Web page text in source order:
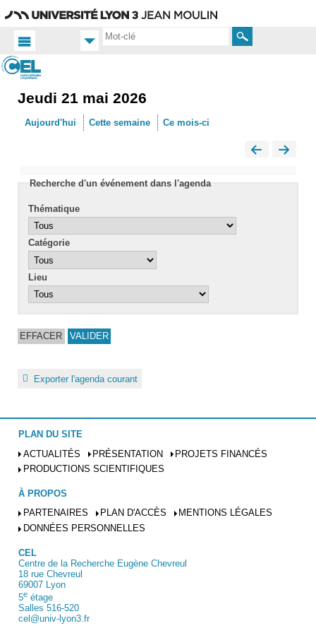
Rechercher
Accueil
Jeudi 21 mai 2026
Aujourd'hui Cette semaine Ce mois-ci
Recherche d'un événement dans l'agenda
Thématique
Catégorie
Lieu
Exporter l'agenda courant
PLAN DU SITE
ACTUALITÉS
PRÉSENTATION
PROJETS FINANCÉS
PRODUCTIONS SCIENTIFIQUES
À PROPOS
PARTENAIRES
PLAN D'ACCÈS
MENTIONS LÉGALES
DONNÉES PERSONNELLES
CEL
Centre de la Recherche Eugène Chevreul
18 rue Chevreul
69007 Lyon
5e étage
Salles 516-520
cel@univ-lyon3.fr